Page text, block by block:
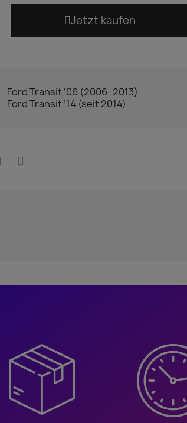
Jetzt kaufen
Ford Transit ’06 (2006–2013)
Ford Transit ’14 (seit 2014)